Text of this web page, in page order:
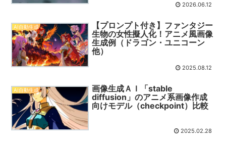
2026.06.12
AI自動生成
【プロンプト付き】ファンタジー
生物の女性擬人化！アニメ風画像
生成例（ドラゴン・ユニコーン
他）
2025.08.12
AI自動生成
画像生成ＡＩ「stable
diffusion」のアニメ系画像作成
向けモデル（checkpoint）比較
2025.02.28